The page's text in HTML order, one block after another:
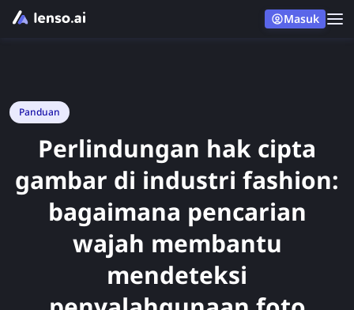
Masuk
Panduan
Perlindungan hak cipta
gambar di industri fashion:
bagaimana pencarian
wajah membantu
mendeteksi